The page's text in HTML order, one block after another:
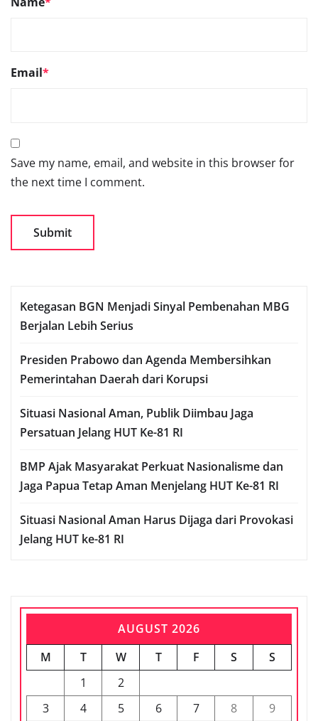
Email*
Save my name, email, and website in this browser for
the next time I comment.
Ketegasan BGN Menjadi Sinyal Pembenahan MBG
Berjalan Lebih Serius
Presiden Prabowo dan Agenda Membersihkan
Pemerintahan Daerah dari Korupsi
Situasi Nasional Aman, Publik Diimbau Jaga
Persatuan Jelang HUT Ke-81 RI
BMP Ajak Masyarakat Perkuat Nasionalisme dan
Jaga Papua Tetap Aman Menjelang HUT Ke-81 RI
Situasi Nasional Aman Harus Dijaga dari Provokasi
Jelang HUT ke-81 RI
AUGUST 2026
M
T W T F S
S
1
2
3
4 5 6 7 8
9